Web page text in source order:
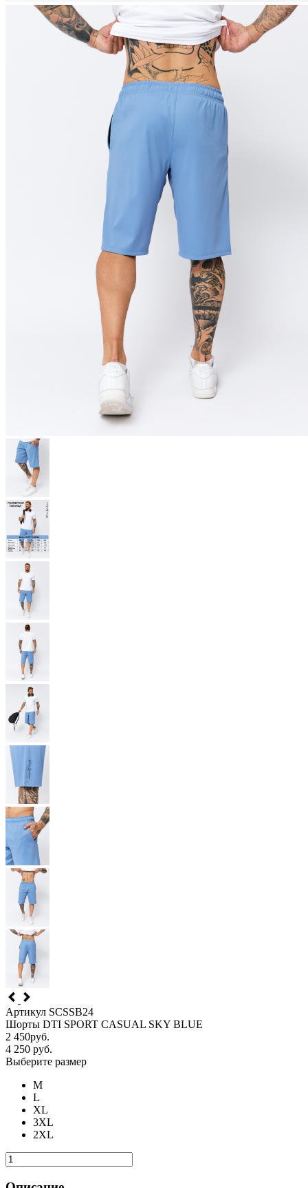
Артикул SCSSB24
Шорты DTI SPORT CASUAL SKY BLUE
2 450руб.
4 250 руб.
Выберите размер
M
L
XL
3XL
2XL